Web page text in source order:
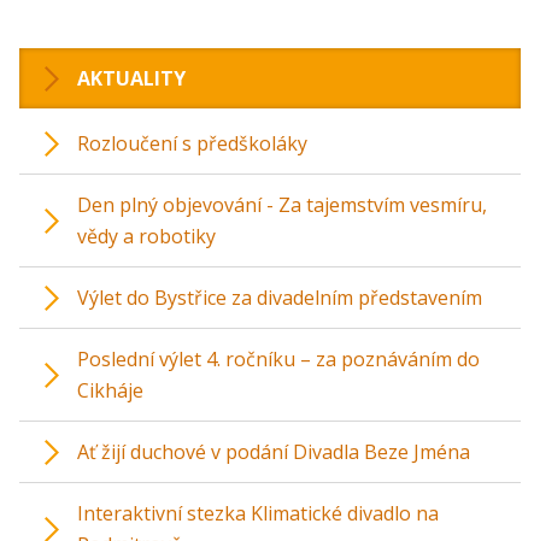
AKTUALITY
Rozloučení s předškoláky
Den plný objevování - Za tajemstvím vesmíru,
vědy a robotiky
Výlet do Bystřice za divadelním představením
Poslední výlet 4. ročníku – za poznáváním do
Cikháje
Ať žijí duchové v podání Divadla Beze Jména
Interaktivní stezka Klimatické divadlo na